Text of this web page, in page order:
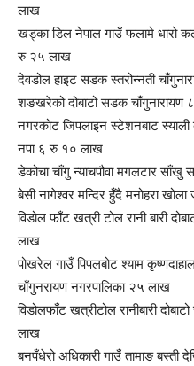
लाख
खड्का डिल नेपाल गाउँ फलामे धारो
रु २५ लाख
देवडोल हाइट सडक स्तरोन्नती
शङखरेको दोबाटो सडक
नगरकोट जिपलाइन स्टेशनबाट स्याली
नपा ६ रु १० लाख
डेकोचा चाँगु न्याचपौवा मगलटार
बेसी नागेश्वर मन्दिर हुँदै मनोहरा
विडोल फाँट खत्री टोल रानी बारी
लाख
पोखरेल गाउँ पिपलबोट श्याम
चाँगुनरायण नगरपालिका २५ लाख
विडोलफाँट खत्रीटोल रानीबारी
लाख
बनपँधेरो अधिकारी गाउँ तामाङ बस्ती